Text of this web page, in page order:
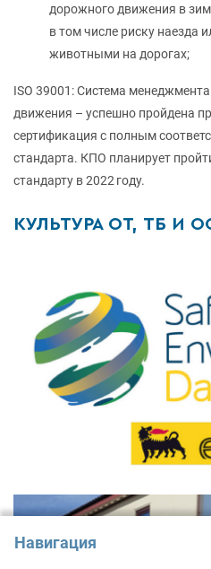
Навигация
дорожного движения в
в том числе риску наезда
животными на дорогах;
ISO 39001: Система
движения – успешно пройдена
сертификация с полным
стандарта. КПО планирует
стандарту в 2022 году.
КУЛЬТУРА ОТ, ТБ И